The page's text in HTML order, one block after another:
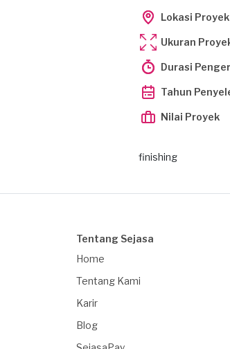
Lokasi Proyek
Ukuran
Durasi
Tahun
Nilai Proyek
finishing
Tentang Sejasa
Home
Tentang Kami
Karir
Blog